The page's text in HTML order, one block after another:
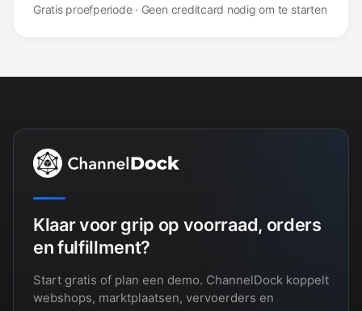
Gratis proefperiode · Geen creditcard nodig om te starten
Klaar voor grip op voorraad, orders
en fulfillment?
Start gratis of plan een demo. ChannelDock koppelt
webshops, marktplaatsen, vervoerders en